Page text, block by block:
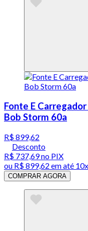
Fonte E
Bob Storm 60a
R$ 899,62
Desconto
R$ 737,69no PIX
ou R$ 899,62 em até
COMPRAR AGORA